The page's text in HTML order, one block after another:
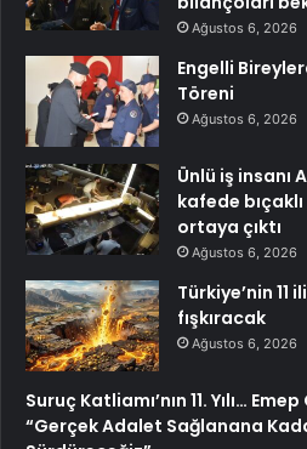
Ağustos 6, 2026
Engelli
Töreni
Ağustos 6, 2026
Ünlü iş insanı
kafede
ortaya çıktı
Ağustos 6, 2026
Türkiye’nin 11
fışkıracak
Ağustos 6, 2026
Suruç Katliamı’nın 11. Yılı…
“Gerçek Adalet Sağlanana